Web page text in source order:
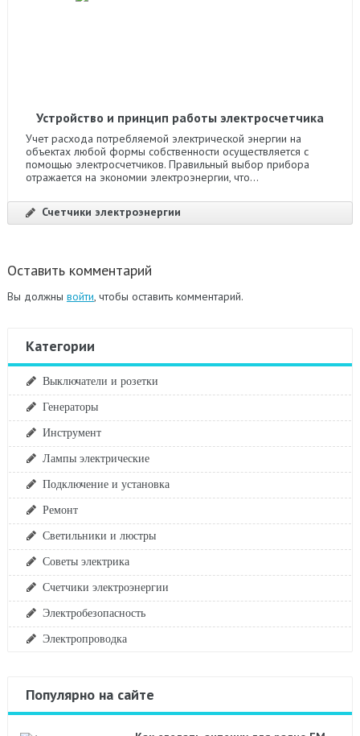
Устройство и принцип работы электросчетчика
Учет расхода потребляемой электрической энергии на
объектах любой формы собственности осуществляется с
помощью электросчетчиков. Правильный выбор прибора
отражается на экономии электроэнергии, что...
Счетчики электроэнергии
Оставить комментарий
Вы должны войти , чтобы оставить комментарий.
Категории
Выключатели и розетки
Генераторы
Инструмент
Лампы электрические
Подключение и установка
Ремонт
Светильники и люстры
Советы электрика
Счетчики электроэнергии
Электробезопасность
Электропроводка
Популярно на сайте